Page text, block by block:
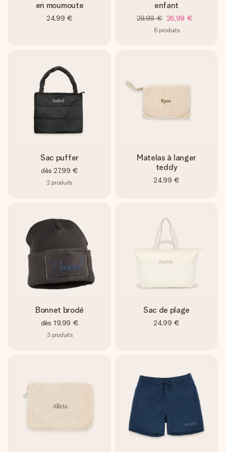
en moumoute
24,99 €
enfant
29,99 € 26,99 €
6 produits
Sac puffer
dès 27,99 €
2 produits
Matelas à langer
teddy
24,99 €
Bonnet brodé
dès 19,99 €
3 produits
Sac de plage
24,99 €